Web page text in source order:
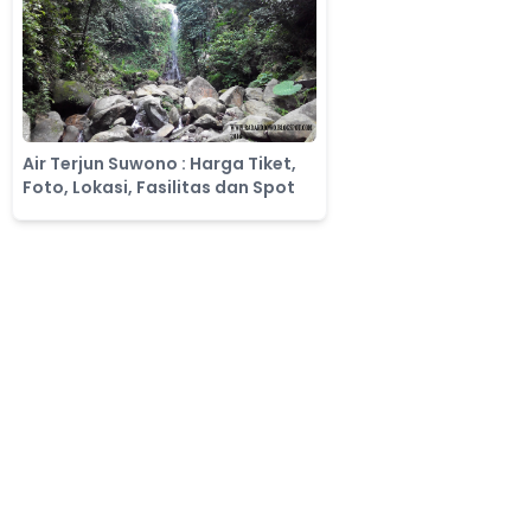
Air Terjun Suwono : Harga Tiket,
Foto, Lokasi, Fasilitas dan Spot